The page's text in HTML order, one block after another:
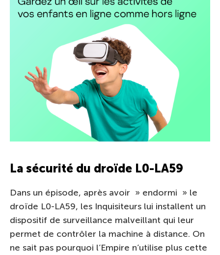
La sécurité du droïde L0-LA59
Dans un épisode, après avoir » endormi » le
droïde L0-LA59, les Inquisiteurs lui installent un
dispositif de surveillance malveillant qui leur
permet de contrôler la machine à distance. On
ne sait pas pourquoi l’Empire n’utilise plus cette